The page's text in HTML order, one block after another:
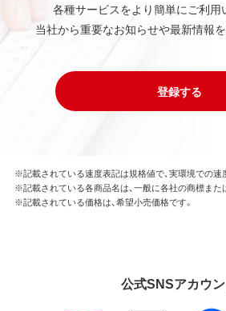
各種サービスをより簡単にご利用
当社から重要なお知らせや最新情報
登録する
※記載されている速度表記は規格値で、実環境での速
※記載されている各商品名は、一般に各社の商標また
※記載されている価格は、希望小売価格です。
公式SNSアカウ